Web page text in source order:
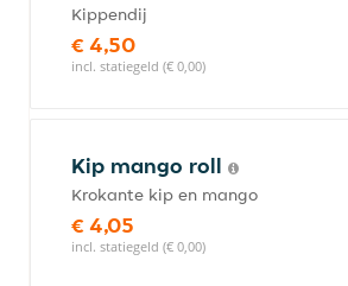
Kippendij
€ 4,50
incl. statiegeld (€ 0,00)
Kip mango roll
Krokante kip en mango
€ 4,05
incl. statiegeld (€ 0,00)